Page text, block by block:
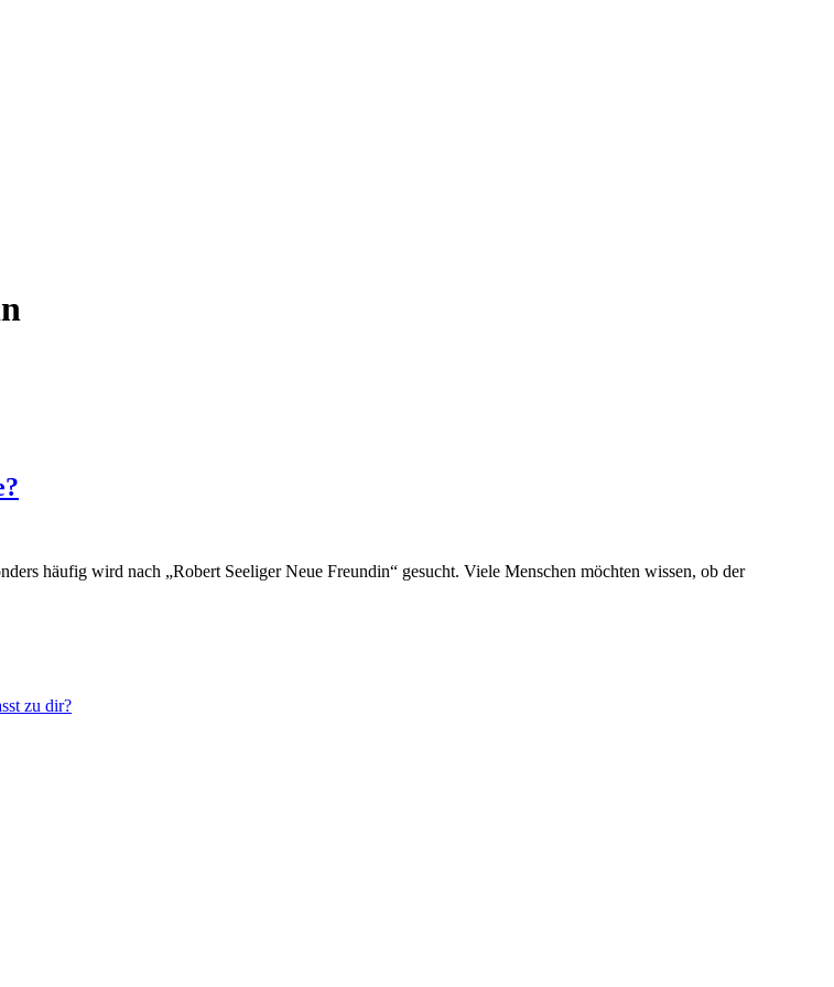
häufig wird nach „Robert Seeliger Neue Freundin“ gesucht. Viele Menschen möchten wissen, ob der
zu dir?